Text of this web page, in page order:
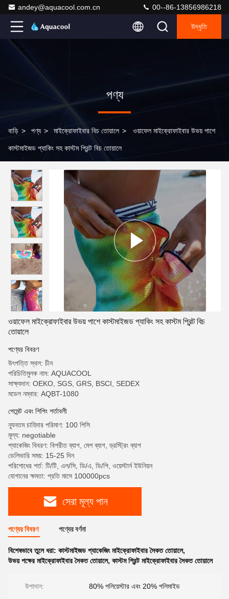
andey@aquacool.com.cn 00--86-13856986218
উদ্ধৃতি
পণ্য
বাড়ি > পণ্য > মাইক্রোফাইবার বিচ তোয়ালে > ওয়াফেল মাইক্রোফাইবার উভয় পাশে
কাস্টমাইজড প্যাকিং সহ কাস্টম প্রিন্ট বিচ তোয়ালে
ওয়াফেল মাইক্রোফাইবার উভয় পাশে কাস্টমাইজড প্যাকিং সহ কাস্টম প্রিন্ট বিচ
তোয়ালে
পণ্যের বিবরণ
উৎপত্তি স্থল: চীন
পরিচিতিমুলক নাম: AQUACOOL
সাক্ষ্যদান: OEKO, SGS, GRS, BSCI, SEDEX
মডেল নম্বার: AQBT-1080
পেমেন্ট এবং শিপিং শর্তাবলী
ন্যূনতম চাহিদার পরিমাণ: 100 পিসি
মূল্য: negotiable
প্যাকেজিং বিবরণ: বিপরীত ব্যাগ, মেশ ব্যাগ, ড্রস্ট্রিং ব্যাগ
ডেলিভারি সময়: 15-25 দিন
পরিশোধের শর্ত: টি/টি, এল/সি, ডি/এ, ডি/পি, ওয়েস্টার্ন ইউনিয়ন
যোগানের ক্ষমতা: প্রতি মাসে 100000pcs
সেরা মূল্য পান
পণ্যের বিবরণ পণ্যের বর্ণনা
বিশেষভাবে তুলে ধরা: কাস্টমাইজড প্যাকেজিং মাইক্রোফাইবার সৈকত তোয়ালে,
উভয় পক্ষের মাইক্রোফাইবার সৈকত তোয়ালে, কাস্টম প্রিন্ট মাইক্রোফাইবার সৈকত তোয়ালে
উপাদান: 80% পলিয়েস্টার এবং 20% পলিমাইড